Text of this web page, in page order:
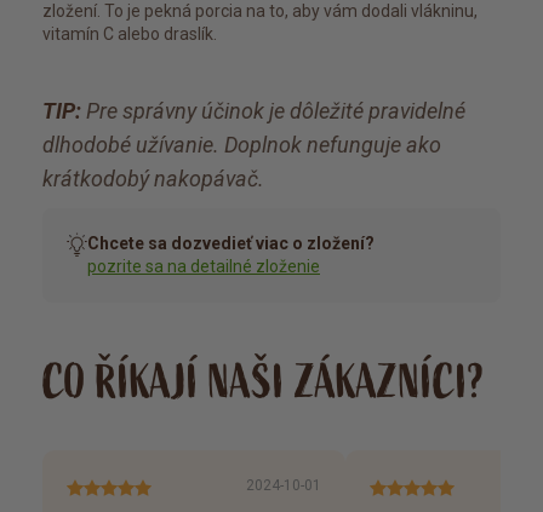
zložení. To je pekná porcia na to, aby vám dodali vlákninu,
vitamín C alebo draslík.
TIP:Pre správny účinok je dôležité pravidelné
dlhodobé užívanie. Doplnok nefunguje ako
krátkodobý nakopávač.
Chcete sa dozvedieť viac o zložení?
pozrite sa na detailné zloženie
CO ŘÍKAJÍ NAŠI ZÁKAZNÍCI?
2024-10-01